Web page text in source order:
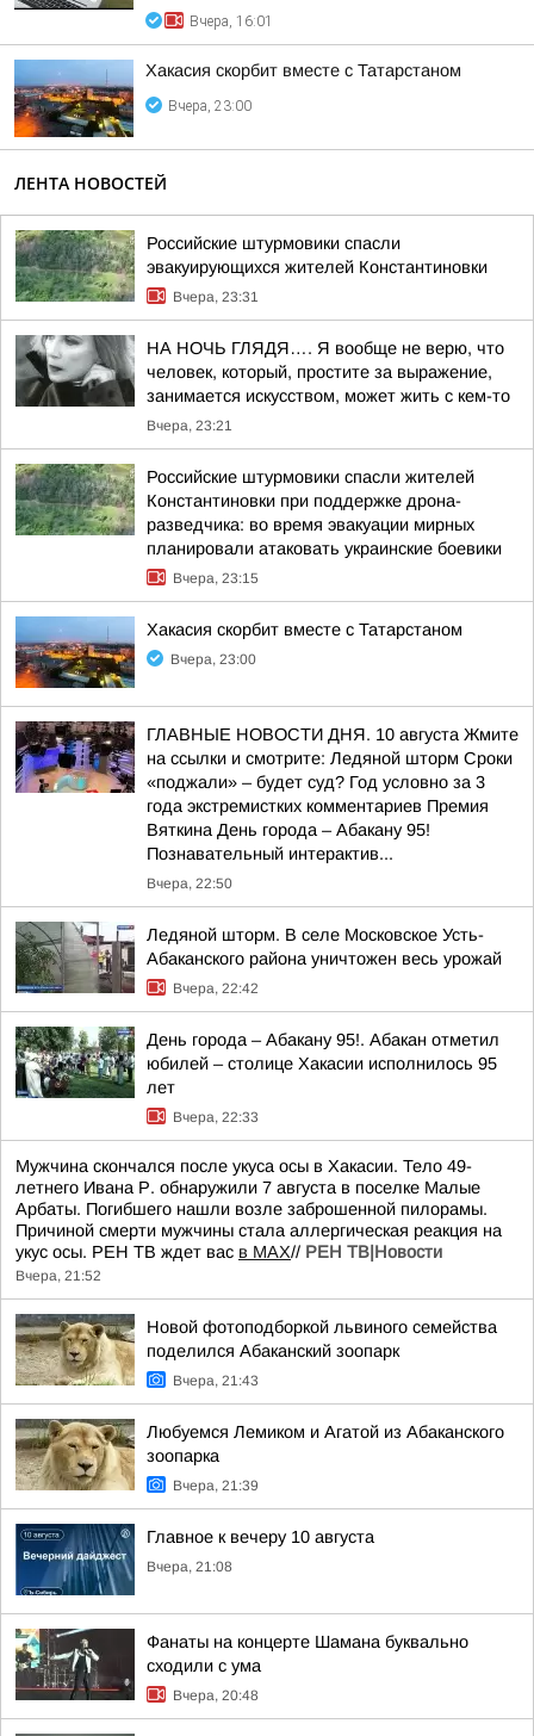
Вчера, 16:01
Хакасия скорбит вместе с Татарстаном
Вчера, 23:00
ЛЕНТА НОВОСТЕЙ
Российские штурмовики спасли
эвакуирующихся жителей Константиновки
Вчера, 23:31
НА НОЧЬ ГЛЯДЯ…. Я вообще не верю, что
человек, который, простите за выражение,
занимается искусством, может жить с кем-то
Вчера, 23:21
Российские штурмовики спасли жителей
Константиновки при поддержке дрона-
разведчика: во время эвакуации мирных
планировали атаковать украинские боевики
Вчера, 23:15
Хакасия скорбит вместе с Татарстаном
Вчера, 23:00
ГЛАВНЫЕ НОВОСТИ ДНЯ. 10 августа Жмите
на ссылки и смотрите: Ледяной шторм Сроки
«поджали» – будет суд? Год условно за 3
года экстремистких комментариев Премия
Вяткина День города – Абакану 95!
Познавательный интерактив...
Вчера, 22:50
Ледяной шторм. В селе Московское Усть-
Абаканского района уничтожен весь урожай
Вчера, 22:42
День города – Абакану 95!. Абакан отметил
юбилей – столице Хакасии исполнилось 95
лет
Вчера, 22:33
Мужчина скончался после укуса осы в Хакасии. Тело 49-
летнего Ивана Р. обнаружили 7 августа в поселке Малые
Арбаты. Погибшего нашли возле заброшенной пилорамы.
Причиной смерти мужчины стала аллергическая реакция на
укус осы. РЕН ТВ ждет вас в MAX// РЕН ТВ|Новости
Вчера, 21:52
Новой фотоподборкой львиного семейства
поделился Абаканский зоопарк
Вчера, 21:43
Любуемся Лемиком и Агатой из Абаканского
зоопарка
Вчера, 21:39
Главное к вечеру 10 августа
Вчера, 21:08
Фанаты на концерте Шамана буквально
сходили с ума
Вчера, 20:48